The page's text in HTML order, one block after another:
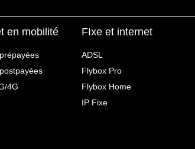
en mobilité
4G
FIxe et internet
ADSL
Flybox Pro
Flybox Home
IP Fixe